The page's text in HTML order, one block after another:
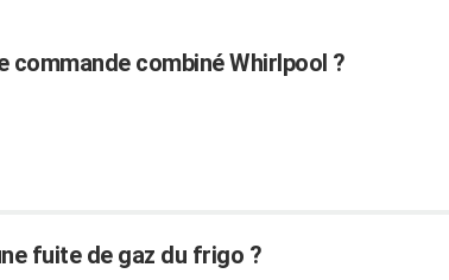
commande combiné Whirlpool ?
fuite de gaz du frigo ?